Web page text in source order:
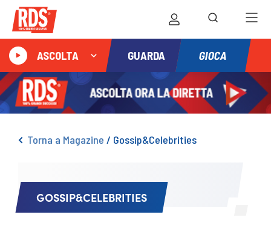
ASCOLTA GUARDA GIOCA
Torna a Magazine / Gossip&Celebrities
GOSSIP&CELEBRITIES